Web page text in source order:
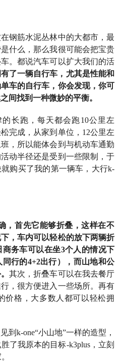
钢筋水泥丛林中的大都市，最
什么，那么我很可能会把宝贵
。都说汽车可以扩大我们的活
了一辆自行车，尤其是性能和
车的自行车，你会发现，你可
间找到一种微妙的平衡。
长跑，每天都会跑10公里左
完成，从家到单位，12公里左
，所以能体会到与机动车通勤
动半径还是受到一些限制，于
购买了我的第一辆车，大行k-
，首先它能够折叠，这样在不
，车内可以轻松的放下两辆折
务车可以在坐3个人的情况下
行的4+2出行），而山地和公
其次，折叠车可以在我去餐厅
，很方便进入一些场所。再有
价格，大多数人都可以轻松拥
到k-one“小山地”一样的造型，
了我原本的目标-k3plus，立刻